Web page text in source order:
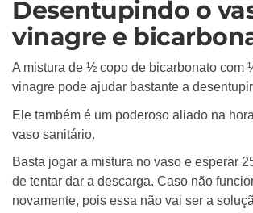
Desentupindo o
vinagre e
A mistura de ½ copo de bicarbonato com
vinagre pode ajudar bastante a
Ele também é um poderoso aliado na
vaso sanitário.
Basta jogar a mistura no vaso e esperar
de tentar dar a descarga. Caso não
novamente, pois essa não vai ser a